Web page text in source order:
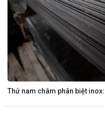
Thử nam châm phân biệt